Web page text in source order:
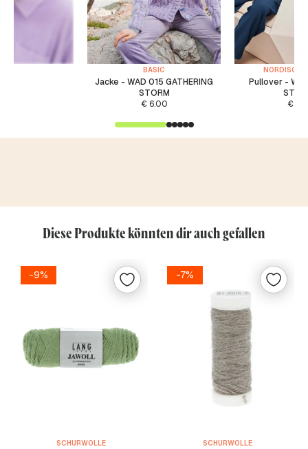
BASIC
Jacke - WAD 015 GATHERING
STORM
€6.00
NORDISCH /
Pullover -
€
Diese Produkte könnten dir auch gefallen
-9%
SCHURWOLLE
-7%
SCHURWOLLE